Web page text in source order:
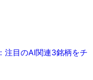
注目のAI関連3銘柄をチ